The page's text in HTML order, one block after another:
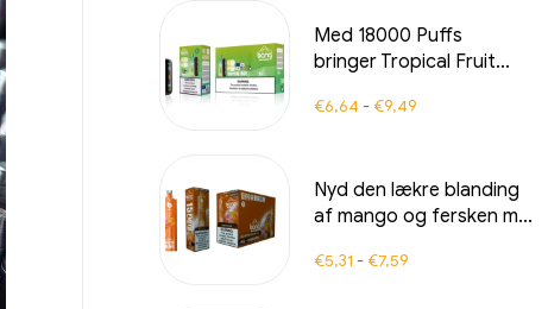
Med 18000 Puffs
bringer Tropical Fruit
perfekte balance
kølighed for en
uforglemmelig
€6,64 -€9,49
Nyd den lækre blanding
af mango og fersken med
Denne engangs e-cigaret
€5,31 -€7,59